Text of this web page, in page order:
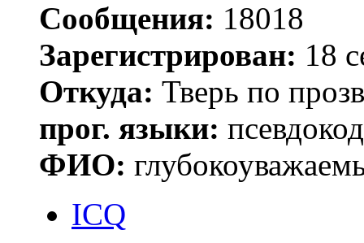
Сообщения: 18018
Зарегистрирован: 18
Откуда: Тверь по
прог. языки:
ФИО:
ICQ